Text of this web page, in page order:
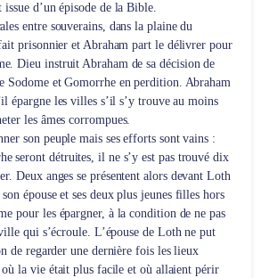
issue d’un épisode de la Bible.
entre souverains, dans la plaine du
prisonnier et Abraham part le délivrer pour
Dieu instruit Abraham de sa décision de
Sodome et Gomorrhe en perdition. Abraham
épargne les villes s’il s’y trouve au moins
les âmes corrompues.
son peuple mais ses efforts sont vains :
seront détruites, il ne s’y est pas trouvé dix
Deux anges se présentent alors devant Loth
épouse et ses deux plus jeunes filles hors
pour les épargner, à la condition de ne pas
qui s’écroule. L’épouse de Loth ne put
de regarder une dernière fois les lieux
où la vie était plus facile et où allaient périr